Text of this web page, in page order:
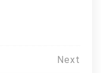
Next